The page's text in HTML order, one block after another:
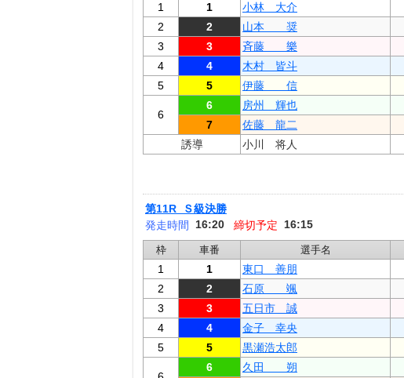
1 1 小林 大介
2
2 山本 奨
3
3 斉藤 樂
4
4 木村 皆斗
5
5 伊藤 信
6
6 房州 輝也
7
佐藤 龍二
誘導
小川 将人
第11R Ｓ級決勝
発走時間
16:20 締切予定 16:15
枠 車番 選手名
1 1 東口 善朋
2
2 石原 颯
3
3 五日市 誠
4
4 金子 幸央
5
5 黒瀬浩太郎
6 久田 朔